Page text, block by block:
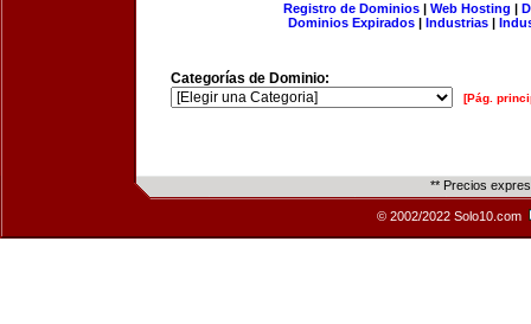
Registro de Dominios| Web Hosting |
Dominios Expirados | Industrias |
Categorías de Dominio:
[Pág.
** Precios
© 2002/2022 Solo10.com